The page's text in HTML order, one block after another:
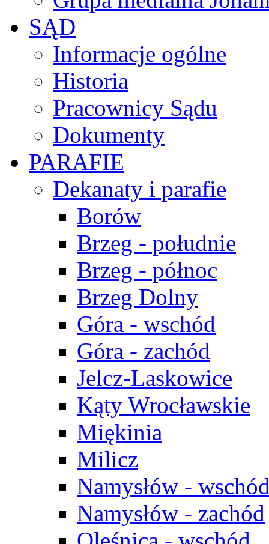
SĄD
Informacje ogólne
Historia
Pracownicy Sądu
Dokumenty
PARAFIE
Dekanaty i parafie
Borów
Brzeg - południe
Brzeg - północ
Brzeg Dolny
Góra - wschód
Góra - zachód
Jelcz-Laskowice
Kąty Wrocławskie
Miękinia
Milicz
Namysłów -
Namysłów - zachód